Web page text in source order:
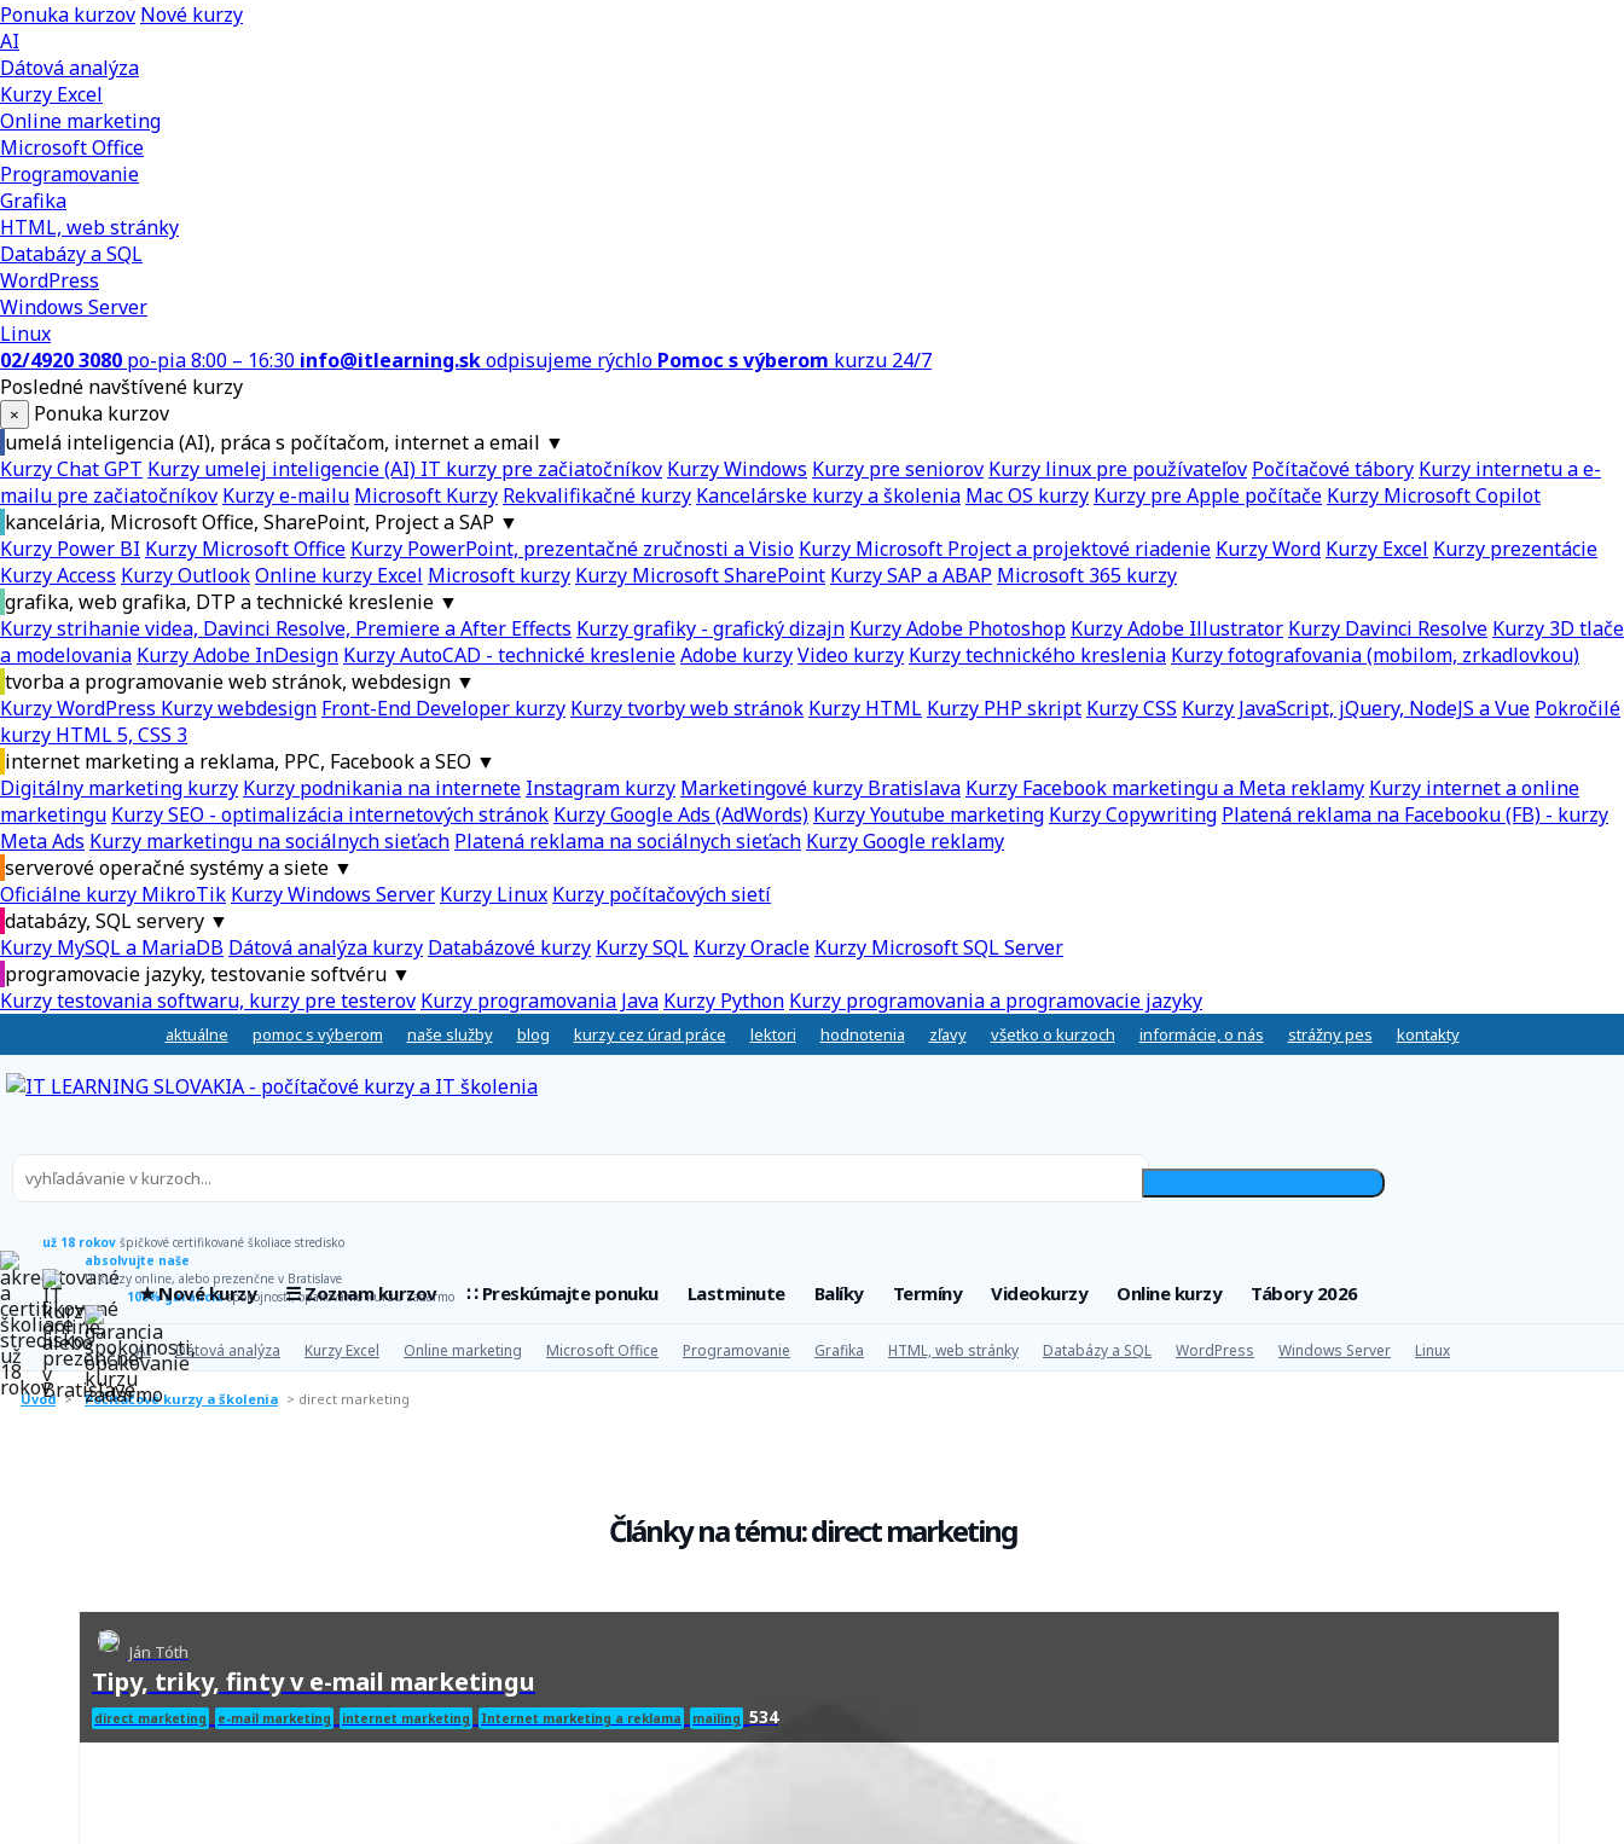
Ponuka kurzov Nové kurzy
AI
Dátová analýza
Kurzy Excel
Online marketing
Microsoft Office
Programovanie
Grafika
HTML, web stránky
Databázy a SQL
WordPress
Windows Server
Linux
02/4920 3080 po-pia 8:00 – 16:30 info@itlearning.skodpisujeme rýchlo Pomoc s výberom kurzu 24/7
Posledné navštívené kurzy
×
Ponuka kurzov
umelá inteligencia (AI), práca s počítačom, internet a email ▼
Kurzy Chat GPT Kurzy umelej inteligencie (AI) IT kurzy pre začiatočníkov Kurzy Windows Kurzy pre seniorov Kurzy linux pre používateľov Počítačové tábory Kurzy internetu a e-
mailu pre začiatočníkov Kurzy e-mailu Microsoft Kurzy Rekvalifikačné kurzy Kancelárske kurzy a školenia Mac OS kurzy Kurzy pre Apple počítače Kurzy Microsoft Copilot
kancelária, Microsoft Office, SharePoint, Project a SAP ▼
Kurzy Power BI Kurzy Microsoft Office Kurzy PowerPoint, prezentačné zručnosti a Visio Kurzy Microsoft Project a projektové riadenie Kurzy Word Kurzy Excel Kurzy prezentácie
Kurzy Access Kurzy OutlookOnline kurzy Excel Microsoft kurzy Kurzy Microsoft SharePoint Kurzy SAP a ABAP Microsoft 365 kurzy
grafika, web grafika, DTP a technické kreslenie ▼
Kurzy strihanie videa, Davinci Resolve, Premiere a After Effects Kurzy grafiky - grafický dizajn Kurzy Adobe Photoshop Kurzy Adobe Illustrator Kurzy Davinci Resolve Kurzy 3D tlače
a modelovania Kurzy Adobe InDesign Kurzy AutoCAD - technické kreslenieAdobe kurzyVideo kurzy Kurzy technického kreslenia Kurzy fotografovania (mobilom, zrkadlovkou)
tvorba a programovanie web stránok, webdesign ▼
Kurzy WordPress Kurzy webdesign Front-End Developer kurzy Kurzy tvorby web stránok Kurzy HTML Kurzy PHP skript Kurzy CSS Kurzy JavaScript, jQuery, NodeJS a Vue Pokročilé
kurzy HTML 5, CSS 3
internet marketing a reklama, PPC, Facebook a SEO ▼
Digitálny marketing kurzy Kurzy podnikania na internete Instagram kurzy Marketingové kurzy Bratislava Kurzy Facebook marketingu a Meta reklamy Kurzy internet a online
marketingu Kurzy SEO - optimalizácia internetových stránok Kurzy Google Ads (AdWords) Kurzy Youtube marketing Kurzy Copywriting Platená reklama na Facebooku (FB) - kurzy
Meta Ads Kurzy marketingu na sociálnych sieťach Platená reklama na sociálnych sieťach Kurzy Google reklamy
serverové operačné systémy a siete ▼
Oficiálne kurzy MikroTik Kurzy Windows Server Kurzy Linux Kurzy počítačových sietí
databázy, SQL servery ▼
Kurzy MySQL a MariaDB Dátová analýza kurzy Databázové kurzy Kurzy SQL Kurzy Oracle Kurzy Microsoft SQL Server
programovacie jazyky, testovanie softvéru ▼
Kurzy testovania softwaru, kurzy pre testerov Kurzy programovania Java Kurzy Python Kurzy programovania a programovacie jazyky
aktuálne pomoc s výberom naše služby blog kurzy cez úrad práce lektori hodnotenia zľavy všetko o kurzoch informácie, o nás strážny pes kontakty
už 18 rokov špičkové certifikované školiace stredisko
absolvujte naše
IT kurzy online, alebo prezenčne v Bratislave
100% garanciaspokojnosti, opakovanie kurzu zadarmo
★ Nové kurzy ☰ Zoznam kurzov ∷ Preskúmajte ponuku Lastminute Balíky Termíny Videokurzy Online kurzy Tábory 2026
AI Dátová analýza Kurzy Excel Online marketing Microsoft Office Programovanie Grafika HTML, web stránky Databázy a SQL WordPress Windows Server Linux
Úvod > Počítačové kurzy a školenia > direct marketing
Články na tému: direct marketing
Ján Tóth
Tipy, triky, finty v e-mail marketingu
direct marketing e-mail marketing internet marketing Internet marketing a reklama mailing 534